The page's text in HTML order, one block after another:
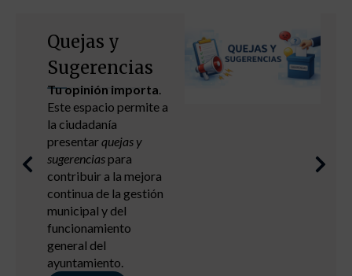
Quejas y
Sugerencias
Tu opinión importa
Este espacio permite a
la ciudadanía
presentarquejas y
sugerenciaspara
contribuir a la mejora
continua de la gestión
municipal y del
funcionamiento
general del
ayuntamiento.